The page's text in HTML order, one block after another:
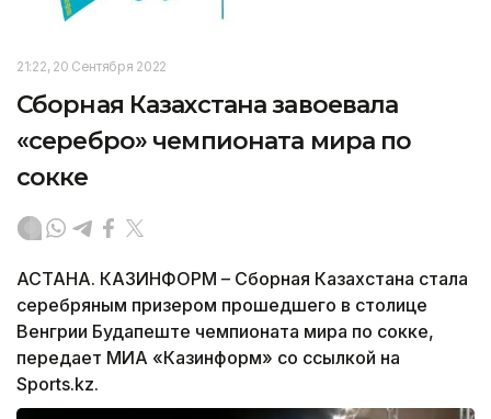
21:22, 20 Сентября 2022
Сборная Казахстана завоевала
«серебро» чемпионата мира по
сокке
АСТАНА. КАЗИНФОРМ – Сборная Казахстана стала
серебряным призером прошедшего в столице
Венгрии Будапеште чемпионата мира по сокке,
передает МИА «Казинформ» со ссылкой на
Sports.kz.